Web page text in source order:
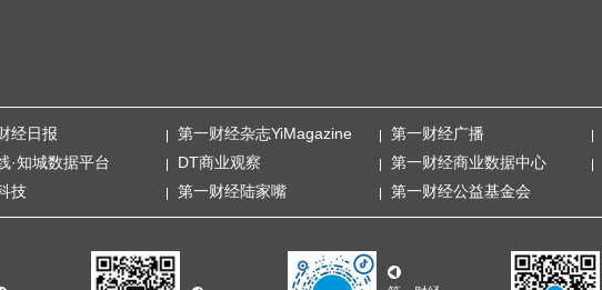
经日报 第一财经杂志YiMagazine 第一财经广播
·知城数据平台 DT商业观察 第一财经商业数据中心
技 第一财经陆家嘴 第一财经公益基金会